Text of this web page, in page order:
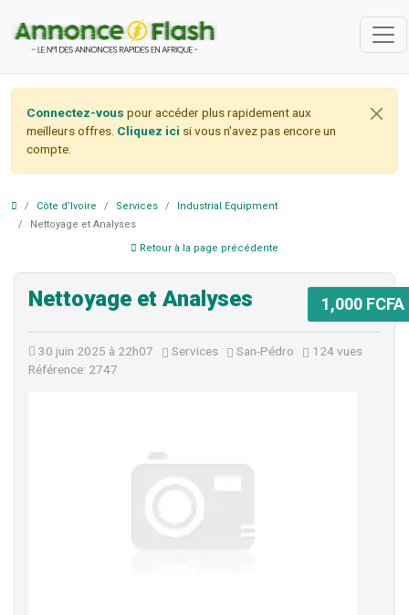
Connectez-vous pour accéder plus rapidement aux
meilleurs offres. Cliquez ici si vous n'avez pas encore un
compte.
Côte d’Ivoire Services
Industrial Equipment
Nettoyage et Analyses
Retour à la page précédente
Nettoyage et Analyses
30 juin 2025 à 22h07 Services San-Pédro
124 vues
Référence: 2747
1,000 FCFA